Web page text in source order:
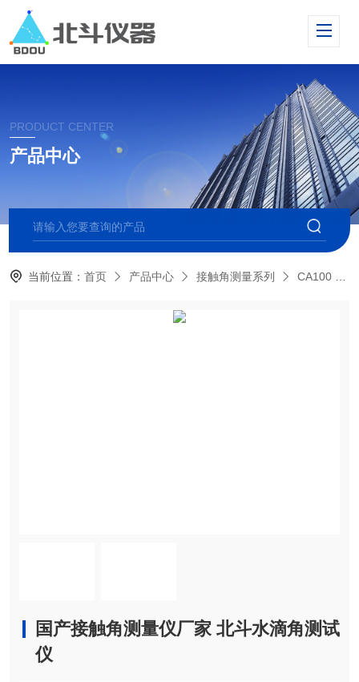
PRODUCT CENTER
产品中心
当前位置：首页 产品中心 接触角测量系列 CA100 标准型接触角测量仪
国产接触角测量仪厂家 北斗水滴角测试
仪